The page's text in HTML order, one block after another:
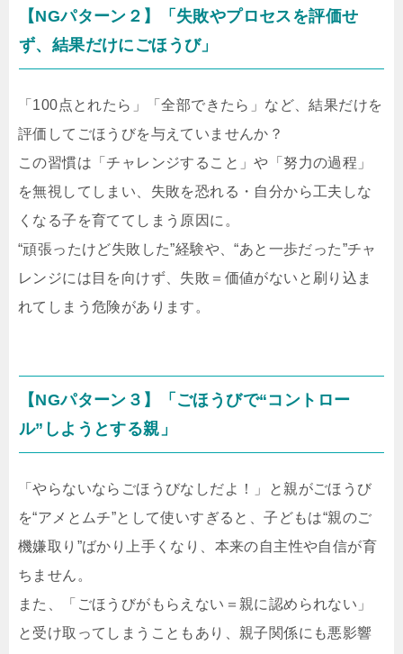
【NGパターン２】「失敗やプロセスを評価せ
ず、結果だけにごほうび」
「100点とれたら」「全部できたら」など、結果だけを
評価してごほうびを与えていませんか？
この習慣は「チャレンジすること」や「努力の過程」
を無視してしまい、失敗を恐れる・自分から工夫しな
くなる子を育ててしまう原因に。
“頑張ったけど失敗した”経験や、“あと一歩だった”チャ
レンジには目を向けず、失敗＝価値がないと刷り込ま
れてしまう危険があります。
【NGパターン３】「ごほうびで“コントロー
ル”しようとする親」
「やらないならごほうびなしだよ！」と親がごほうび
を“アメとムチ”として使いすぎると、子どもは“親のご
機嫌取り”ばかり上手くなり、本来の自主性や自信が育
ちません。
また、「ごほうびがもらえない＝親に認められない」
と受け取ってしまうこともあり、親子関係にも悪影響